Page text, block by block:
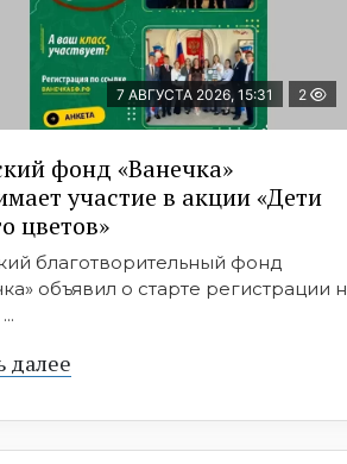
7 АВГУСТА 2026, 15:31 2
фонд «Ванечка»
участие в акции «Дети
цветов»
благотворительный фонд
объявил о старте регистрации
далее